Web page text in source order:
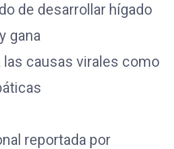
de desarrollar hígado
gana
causas virales como
reportada por